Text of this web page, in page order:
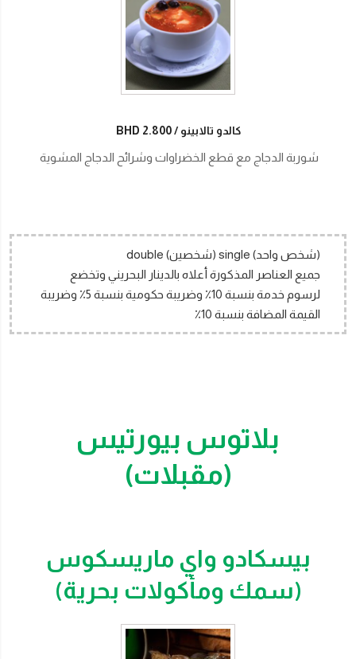
كالدو تالابينو BHD 2.800
شوربة الدجاج مع قطع الخضراوات وشرائح الدجاج المشوية
(شخص واحد) single (شخصين) double
جميع العناصر المذكورة أعلاه بالدينار البحريني وتخضع
لرسوم خدمة بنسبة 10٪ وضريبة حكومية بنسبة 5٪ وضريبة
القيمة المضافة بنسبة 10٪
بلاتوس بيورتيس
(مقبلات)
بيسكادو واي ماريسكوس
(سمك ومأكولات بحرية)